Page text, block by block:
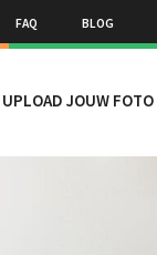
FAQ BLOG
UPLOAD JOUW FOTO